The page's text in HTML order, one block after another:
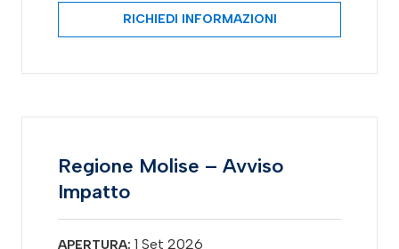
RICHIEDI INFORMAZIONI
Regione Molise – Avviso
Impatto
APERTURA: 1 Set 2026